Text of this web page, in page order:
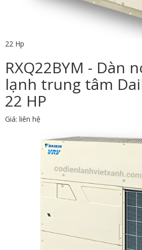
22 Hp
RXQ22BYM - Dàn
lạnh trung tâm
22 HP
Giá: liên hệ